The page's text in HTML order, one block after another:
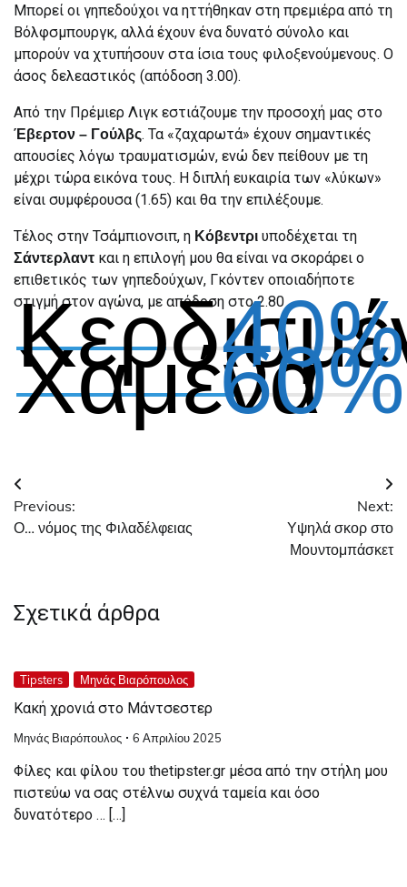
Μπορεί οι γηπεδούχοι να ηττήθηκαν στη πρεμιέρα από τη
Βόλφσμπουργκ, αλλά έχουν ένα δυνατό σύνολο και
μπορούν να χτυπήσουν στα ίσια τους φιλοξενούμενους. Ο
άσος δελεαστικός (απόδοση 3.00).
Από την Πρέμιερ Λιγκ εστιάζουμε την προσοχή μας στο
Έβερτον – Γούλβς. Τα «ζαχαρωτά» έχουν σημαντικές
απουσίες λόγω τραυματισμών, ενώ δεν πείθουν με τη
μέχρι τώρα εικόνα τους. Η διπλή ευκαιρία των «λύκων»
είναι συμφέρουσα (1.65) και θα την επιλέξουμε.
Τέλος στην Τσάμπιονσιπ, η Κόβεντρι υποδέχεται τη
Σάντερλαντ και η επιλογή μου θα είναι να σκοράρει ο
επιθετικός των γηπεδούχων, Γκόντεν οποιαδήποτε
στιγμή στον αγώνα, με απόδοση στο 2.8040%
Χαμένα
60%
Πλοήγηση
άρθρων
Previous:
Ο… νόμος της Φιλαδέλφειας
Next:
Υψηλά σκορ στο
Μουντομπάσκετ
Σχετικά άρθρα
Tipsters Μηνάς Βιαρόπουλος
Κακή χρονιά στο Μάντσεστερ
Μηνάς Βιαρόπουλος 6 Απριλίου 2025
Φίλες και φίλου του thetipster.gr μέσα από την στήλη μου
πιστεύω να σας στέλνω συχνά ταμεία και όσο
δυνατότερο … […]